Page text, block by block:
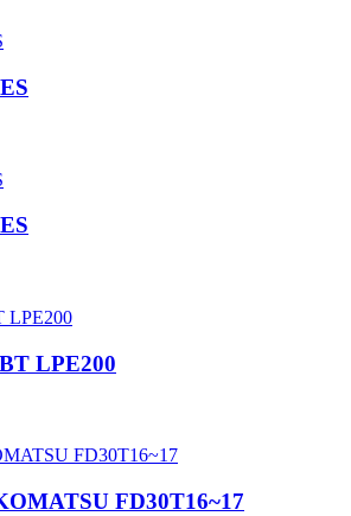
LPE200
FD30T16~17